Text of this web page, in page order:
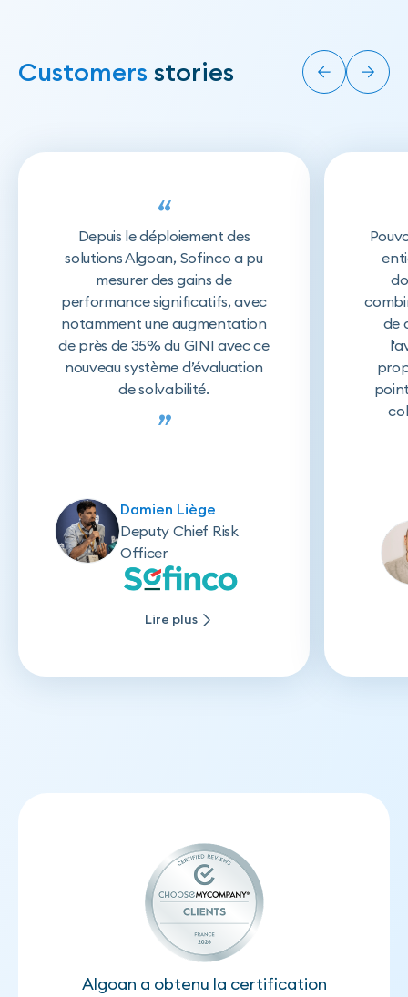
Customers stories
“
Depuis le déploiement des
solutions Algoan, Sofinco a pu
mesurer des gains de
performance significatifs, avec
notamment une augmentation
de près de 35% du GINI avec ce
nouveau système d’évaluation
de solvabilité.
”
Damien Liège
Deputy Chief Risk
Officer
Lire plus
Lire plus
de
Algoan a obtenu la certification